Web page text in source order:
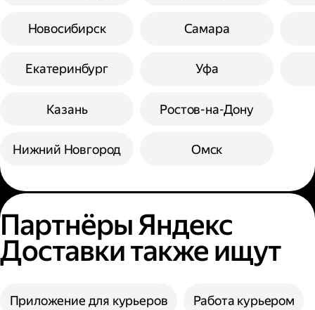
Новосибирск
Екатеринбург
Казань
Нижний Новгород
Самара
Уфа
Ростов-на-Дону
Омск
Партнёры Яндекс
Доставки также ищут
Приложение для курьеров Работа курьером